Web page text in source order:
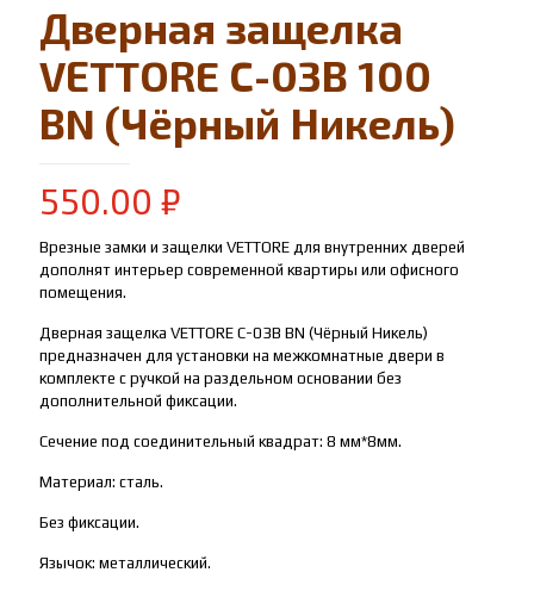
Дверная защелка
VЕTTORE C-03B 100
BN (Чёрный Никель)
550.00 ₽
Врезные замки и защелки VETTORE для внутренних дверей
дополнят интерьер современной квартиры или офисного
помещения.
Дверная защелка VETTORE C-03B BN (Чёрный Никель)
предназначен для установки на межкомнатные двери в
комплекте с ручкой на раздельном основании без
дополнительной фиксации.
Сечение под соединительный квадрат: 8 мм*8мм.
Материал: сталь.
Без фиксации.
Язычок: металлический.